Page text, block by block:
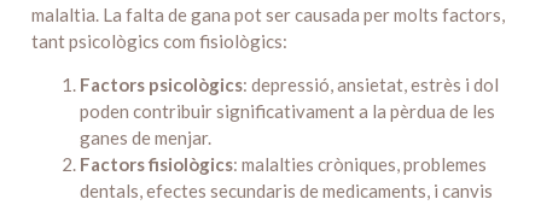
malaltia. La falta de gana pot ser causada per molts factors,
tant psicològics com fisiològics:
Factors psicològics: depressió, ansietat, estrès i dol
poden contribuir significativament a la pèrdua de les
ganes de menjar.
Factors fisiològics: malalties cròniques, problemes
dentals, efectes secundaris de medicaments, i canvis